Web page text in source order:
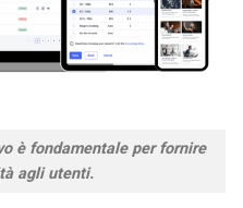
è fondamentale per fornire
agli utenti.